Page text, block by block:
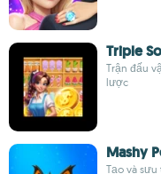
Triple
Trận đấu
lược
Mashy
Tạo và